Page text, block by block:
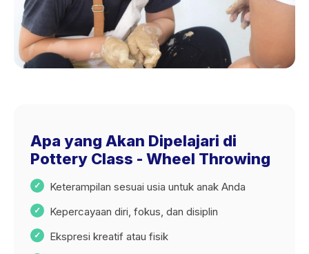
Apa yang Akan Dipelajari di
Pottery Class - Wheel Throwing
Keterampilan sesuai usia untuk anak Anda
Kepercayaan diri, fokus, dan disiplin
Ekspresi kreatif atau fisik